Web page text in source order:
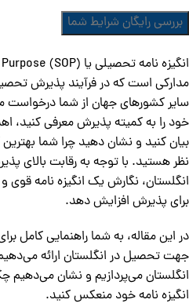
مدارکی است که در فرآیند پذیرش
سایر کشورهای جهان از شما
خود را به کمیته پذیرش معرفی کنید،
بیان کنید و نشان دهید چرا شما بهترین
نظر هستید. با توجه به رقابت بالای
انگلستان، نگارش یک انگیزه نامه قوی
برای پذیرش افزایش دهد.
در این مقاله، به شما راهنمایی کامل
جهت تحصیل در انگلستان ارائه
انگلستان می‌پردازیم و نشان می‌دهیم
انگیزه نامه خود منعکس کنید.